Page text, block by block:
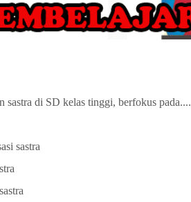
sastra di SD kelas tinggi, berfokus pada....
sastra